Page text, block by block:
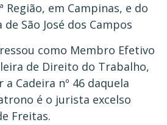
Região, em Campinas, e do
São José dos Campos
como Membro Efetivo
de Direito do Trabalho,
Cadeira nº 46 daquela
é o jurista excelso
Freitas.